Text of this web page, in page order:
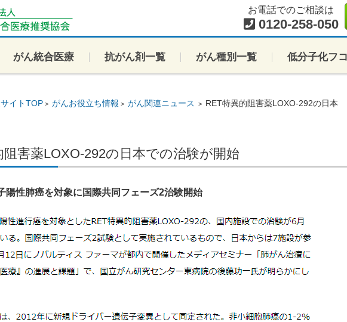
お電話でのご相談は
0120-258-050
がん統合医療 抗がん剤一覧 がん種別一覧 低分子化フ
イトTOP> がんお役立ち情報 > がん関連ニュース > RET特異的阻害薬LOXO-292の日本
阻害薬LOXO-292の日本での治験が開始
陽性肺癌を対象に国際共同フェーズ2治験開始